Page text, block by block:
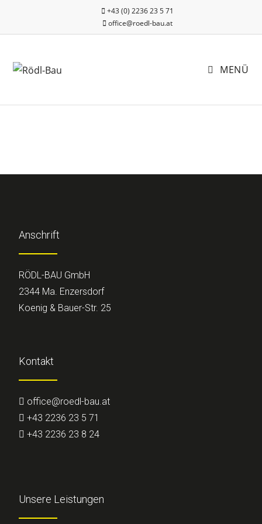
+43 (0) 2236 23 5 71
office@roedl-bau.at
MENÜ
Anschrift
RÖDL-BAU GmbH
2344 Ma. Enzersdorf
Koenig & Bauer-Str. 25
Kontakt
office@roedl-bau.at
+43 2236 23 5 71
+43 2236 23 8 24
Unsere Leistungen